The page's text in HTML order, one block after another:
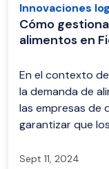
Innovaciones
Cómo
alimentos en
En el contexto
la demanda de
las empresas de
garantizar que
Sept 11, 2024